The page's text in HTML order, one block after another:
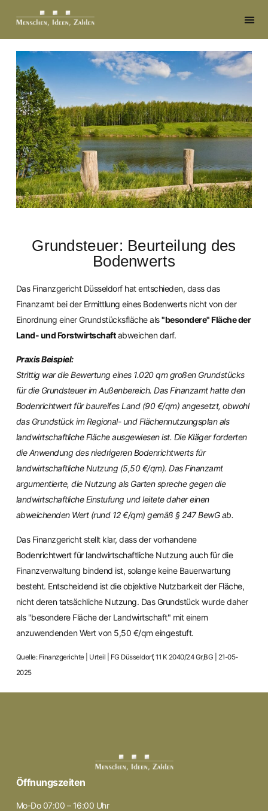
Grundsteuer: Beurteilung des
Bodenwerts
Das Finanzgericht Düsseldorf hat entschieden, dass das
Finanzamt bei der Ermittlung eines Bodenwerts nicht von der
Einordnung einer Grundstücksfläche als"besondere" Fläche der
Land- und Forstwirtschaftabweichen darf.
Praxis Beispiel:
Strittig war die Bewertung eines 1.020 qm großen Grundstücks
für die Grundsteuer im Außenbereich. Das Finanzamt hatte den
Bodenrichtwert für baureifes Land (90 €/qm) angesetzt, obwohl
das Grundstück im Regional- und Flächennutzungsplan als
landwirtschaftliche Fläche ausgewiesen ist. Die Kläger forderten
die Anwendung des niedrigeren Bodenrichtwerts für
landwirtschaftliche Nutzung (5,50 €/qm). Das Finanzamt
argumentierte, die Nutzung als Garten spreche gegen die
landwirtschaftliche Einstufung und leitete daher einen
abweichenden Wert (rund 12 €/qm) gemäß § 247 BewG ab.
Das Finanzgericht stellt klar, dass der vorhandene
Bodenrichtwert für landwirtschaftliche Nutzung auch für die
Finanzverwaltung bindend ist, solange keine Bauerwartung
besteht. Entscheidend ist die objektive Nutzbarkeit der Fläche,
nicht deren tatsächliche Nutzung. Das Grundstück wurde daher
als "besondere Fläche der Landwirtschaft" mit einem
anzuwendenden Wert von 5,50 €/qm eingestuft.
Quelle: Finanzgerichte | Urteil | FG Düsseldorf, 11 K 2040/24 Gr,BG | 21-05-
2025
Öffnungszeiten
Mo-Do 07:00 – 16:00 Uhr